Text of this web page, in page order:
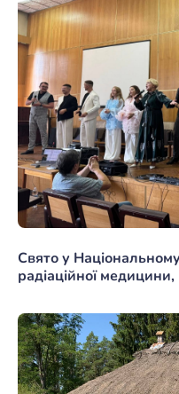
Свято у
радіаційної медицини,